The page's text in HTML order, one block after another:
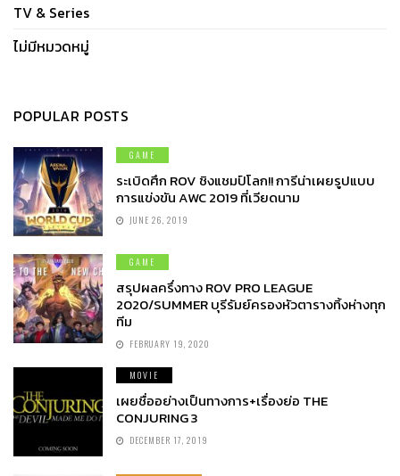
TV & Series
ไม่มีหมวดหมู่
POPULAR POSTS
GAME
ระเบิดศึก ROV ชิงแชมป์โลก!! การีน่าเผยรูปแบบ
การแข่งขัน AWC 2019 ที่เวียดนาม
JUNE 26, 2019
GAME
สรุปผลครึ่งทาง ROV PRO LEAGUE
2020/SUMMER บุรีรัมย์ครองหัวตารางทิ้งห่างทุก
ทีม
FEBRUARY 19, 2020
MOVIE
เผยชื่ออย่างเป็นทางการ+เรื่องย่อ THE
CONJURING 3
DECEMBER 17, 2019